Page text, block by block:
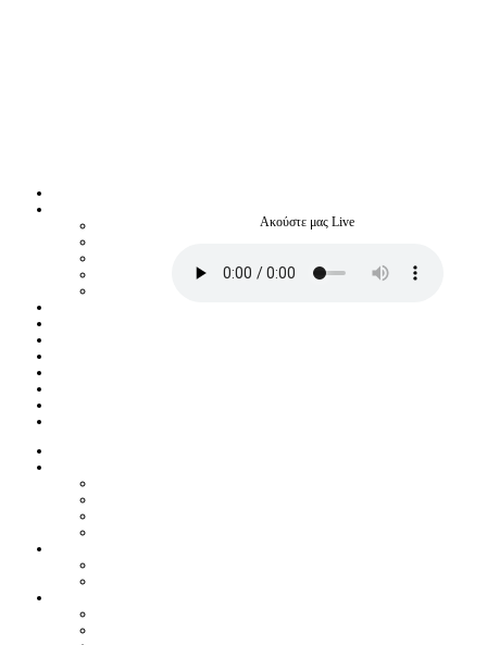
Ακούστε μας Live